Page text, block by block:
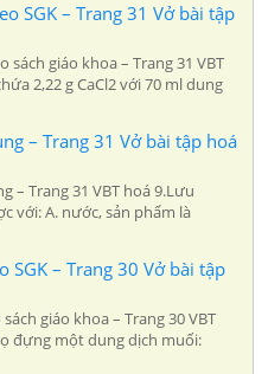
SGK – Trang 31 Vở bài tập
giáo khoa – Trang 31 VBT
2,22 g CaCl2 với 70 ml dung
– Trang 31 Vở bài tập hoá
– Trang 31 VBT hoá 9.Lưu
với: A. nước, sản phẩm là
SGK – Trang 30 Vở bài tập
giáo khoa – Trang 30 VBT
đựng một dung dịch muối: